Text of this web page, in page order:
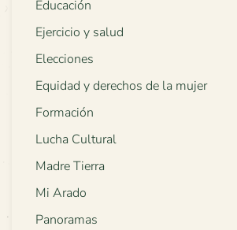
Educación
Ejercicio y salud
Elecciones
Equidad y derechos de la mujer
Formación
Lucha Cultural
Madre Tierra
Mi Arado
Panoramas